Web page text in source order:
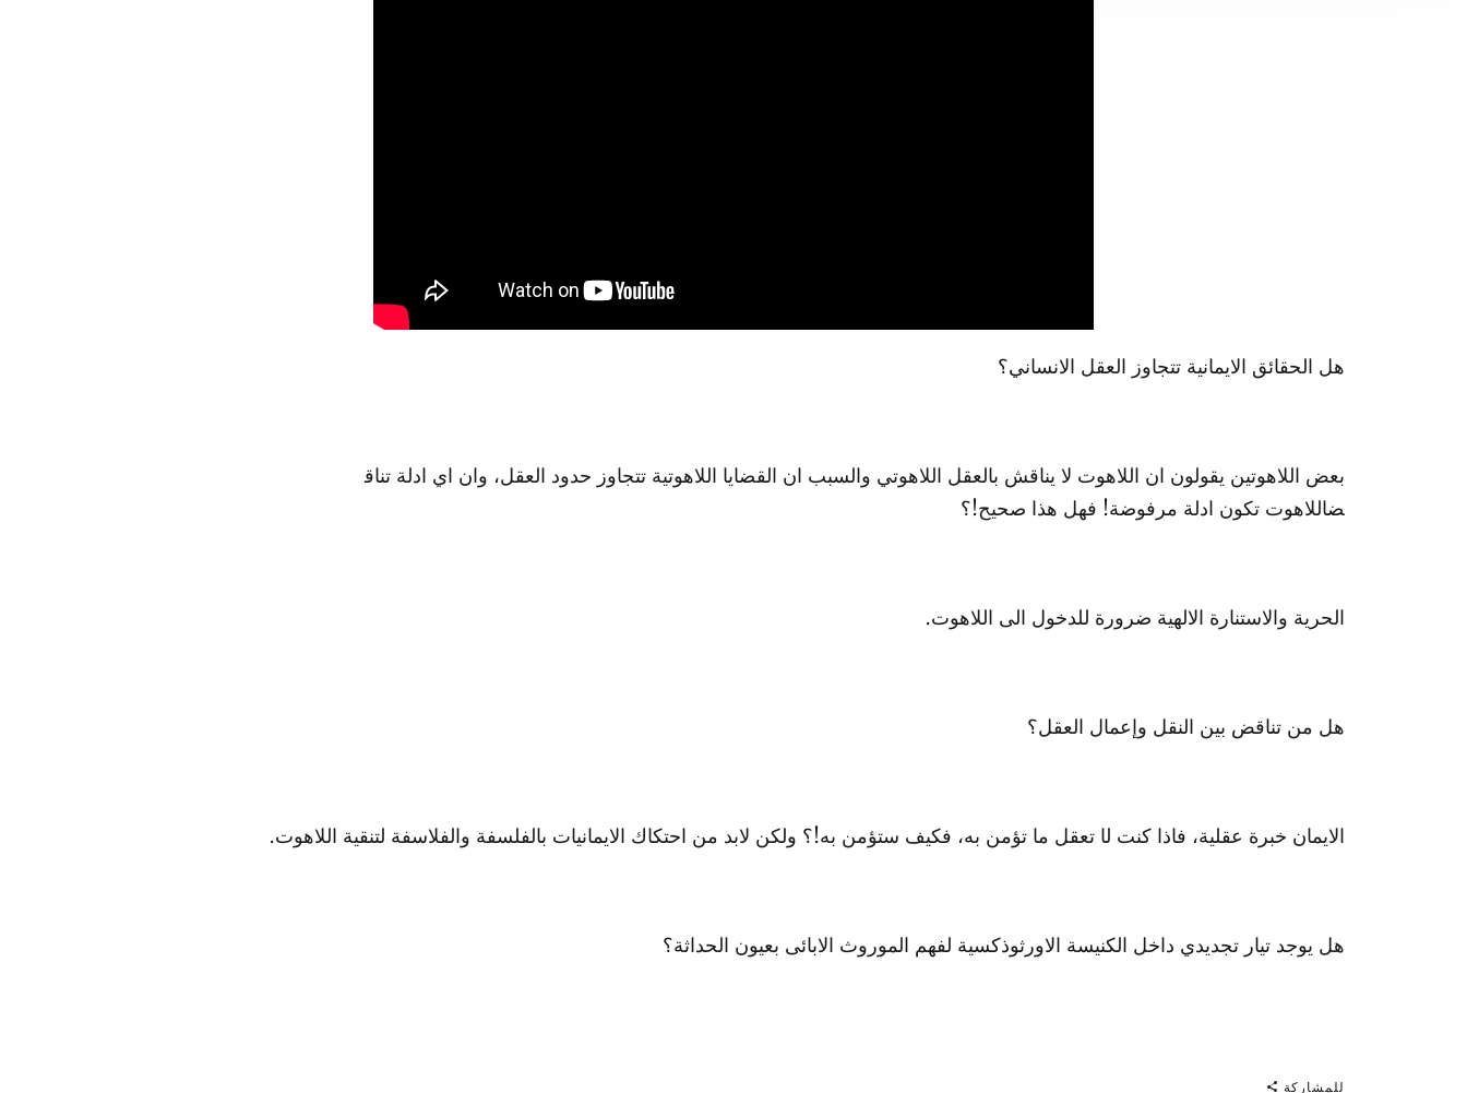
هل الحقائق الايمانية تتجاوز العقل الانساني؟
بعض اللاهوتين يقولون ان اللاهوت لا يناقش بالعقل اللاهوتي والسبب ان القضايا اللاهوتية تتجاوز حدود العقل، وان اي ادلة تناق
ضاللاهوت تكون ادلة مرفوضة! فهل هذا صحيح!؟
الحرية والاستنارة الالهية ضرور ة للدخول الى اللاهوت.
هل من تناقض بين النقل وإعمال العقل؟
الايمان خبرة عقلية، فاذا كنت لا تعقل ما تؤمن به، فكيف ستؤمن به!؟ ولكن لابد من احتكاك الايمانيات بالفلسفة والفلاسفة لتنقية اللاهوت.
هل يوجد تيار تجديدي داخل الكنيسة الاورثوذكسية لفهم الموروث الابائى بعيون الحداثة؟
للمشاركة